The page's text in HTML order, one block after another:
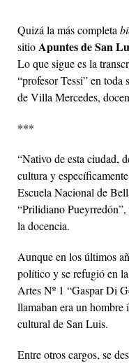
Quizá la más completa
sitioApuntes de San
Lo que sigue es la
“profesor Tessi” en
de Villa Mercedes,
***
“Nativo de esta ciudad,
cultura y
Escuela Nacional de
“Prilidiano
la docencia.
Aunque en los últimos
político y se refugió en
Artes Nº 1 “Gaspar Di
llamaban era un hombre
cultural de San Luis.
Entre otros cargos, se